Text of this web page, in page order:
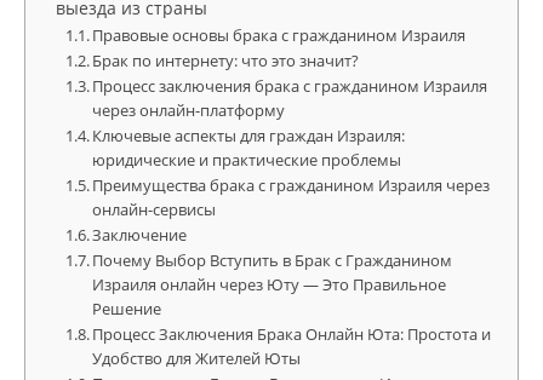
выезда из страны
Правовые основы брака с гражданином Израиля
Брак по интернету: что это значит?
Процесс заключения брака с гражданином Израиля
через онлайн-платформу
Ключевые аспекты для граждан Израиля:
юридические и практические проблемы
Преимущества брака с гражданином Израиля через
онлайн-сервисы
Заключение
Почему Выбор Вступить в Брак с Гражданином
Израиля онлайн через Юту — Это Правильное
Решение
Процесс Заключения Брака Онлайн Юта: Простота и
Удобство для Жителей Юты